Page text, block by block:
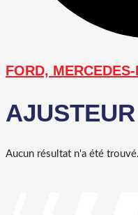
FORD,
AJUSTEUR
Aucun résultat n'a été trouvé.